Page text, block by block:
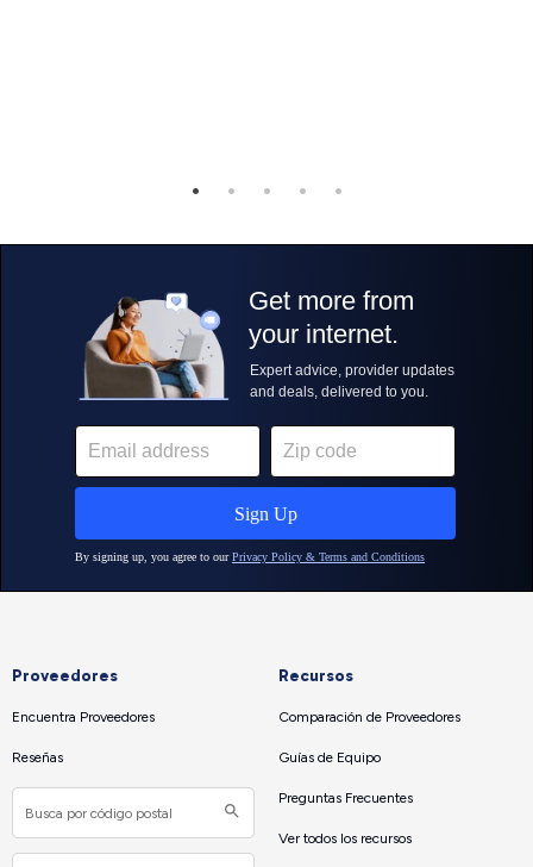
Proveedores
Encuentra Proveedores
Reseñas
Recursos
Comparación de Proveedores
Guías de Equipo
Preguntas Frecuentes
Ver todos los recursos